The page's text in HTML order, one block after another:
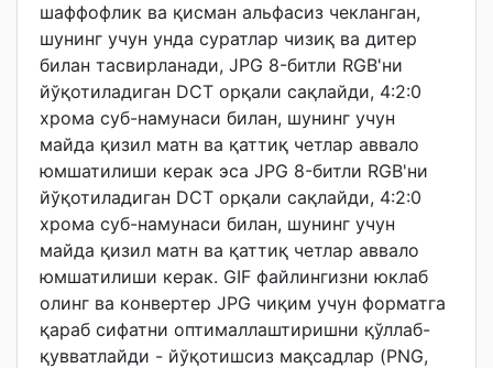
шаффофлик ва қисман альфасиз чекланган,
шунинг учун унда суратлар чизиқ ва дитер
билан тасвирланади, JPG 8-битли RGB'ни
йўқотиладиган DCT орқали сақлайди, 4:2:0
хрома суб-намунаси билан, шунинг учун
майда қизил матн ва қаттиқ четлар аввало
юмшатилиши керак эса JPG 8-битли RGB'ни
йўқотиладиган DCT орқали сақлайди, 4:2:0
хрома суб-намунаси билан, шунинг учун
майда қизил матн ва қаттиқ четлар аввало
юмшатилиши керак. GIF файлингизни юклаб
олинг ва конвертер JPG чиқим учун форматга
қараб сифатни оптималлаштиришни қўллаб-
қувватлайди - йўқотишсиз мақсадлар (PNG,